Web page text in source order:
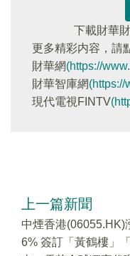
下載財華
更多精彩内容，請
財華網(https://
財華智庫網(https://
現代電視FINTV
上一篇新聞
中煙香港(06055.HK)
6% 簽訂「黃鶴樓」